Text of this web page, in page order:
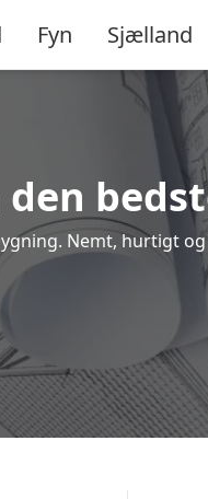
Fyn Sjælland
Nemt, hurtigt